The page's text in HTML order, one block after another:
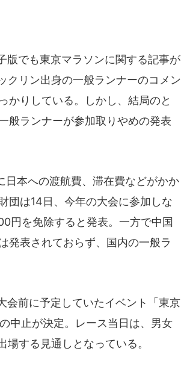
でも東京マラソンに関する記事が
クリン出身の一般ランナーのコメン
かりしている。しかし、結局のと
般ランナーが参加取りやめの発表
本への渡航費、滞在費などがかか
団は14日、今年の大会に参加しな
円を免除すると発表。一方で中国
発表されておらず、国内の一般ラ
前に予定していたイベント「東京
中止が決定。レース当日は、男女
する見通しとなっている。